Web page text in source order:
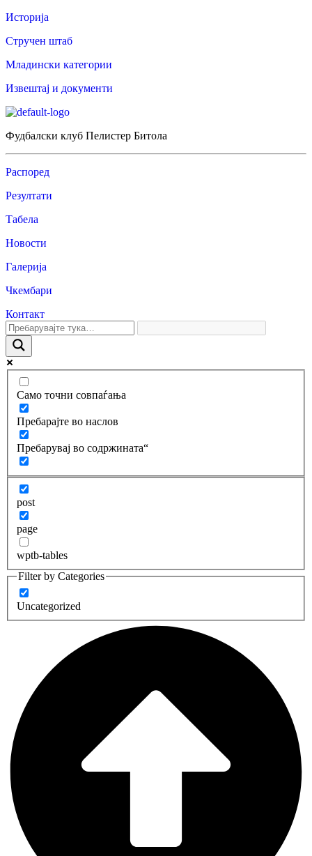
Историја
Стручен штаб
Младински категории
Извештај и документи
Фудбалски клуб Пелистер Битола
Распоред
Резултати
Табела
Новости
Галерија
Чкембари
Контакт
Само точни совпаѓања
Пребарајте во наслов
Пребарувај во содржината“
post
page
wptb-tables
Filter by Categories
Uncategorized